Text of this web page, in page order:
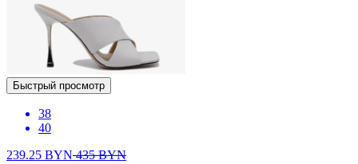
Быстрый просмотр
38
40
239.25 BYN435BYN